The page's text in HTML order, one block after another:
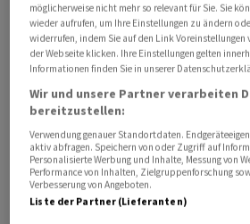
Die Übernahme des Software-
Crealogix durch den Konkurrenten
steht unmittelbar vor dem
gemäss dem definitiven
Crealogix-Aktien, was einem Anteil
vom Dienstag hervorgeht. Der
provisorischen Meldung des
Woche unverändert.
möglicherweise nicht mehr so relevant für Sie. Sie
wieder aufrufen, um Ihre Einstellungen zu ändern
widerrufen, indem Sie auf den Link Voreinstellungen
der Webseite klicken. Ihre Einstellungen gelten
Informationen finden Sie in unserer
Wir und unsere Partner verarbeiten
bereitzustellen:
Verwendung genauer Standortdaten.
aktiv abfragen. Speichern von oder Zugriff auf
Personalisierte Werbung und Inhalte, Messung von
Performance von Inhalten, Zielgruppenforschung
Verbesserung von Angeboten.
Liste der Partner (Lieferanten)